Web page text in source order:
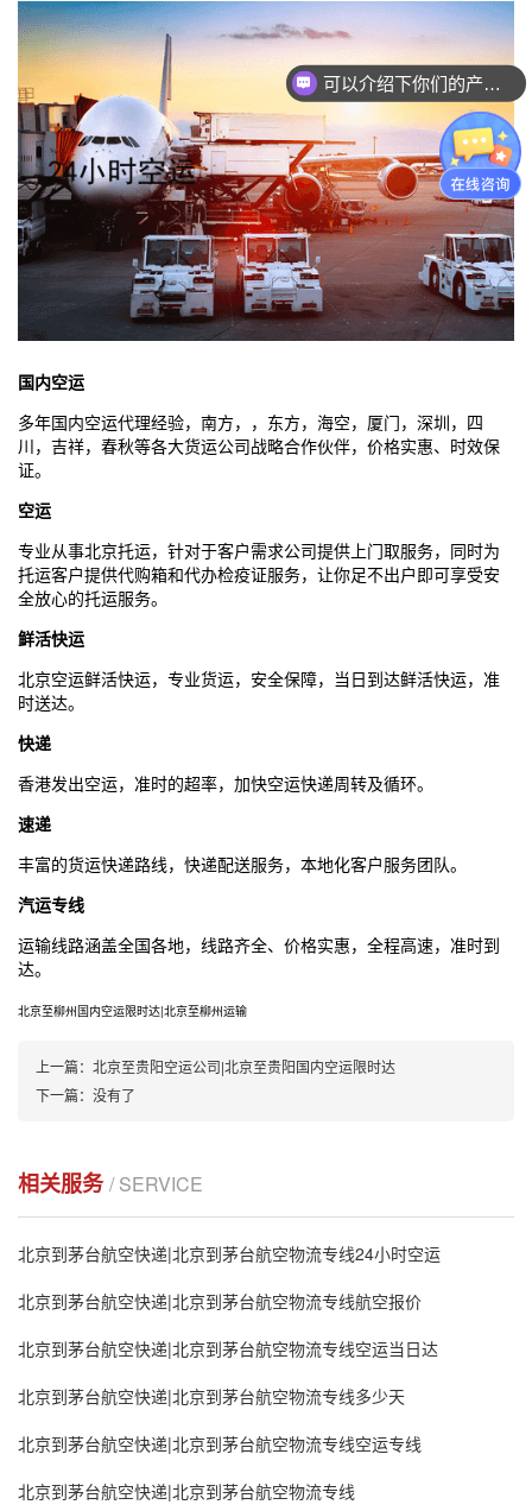
国内空运
多年国内空运代理经验，南方，，东方，海空，厦门，深圳，四
川，吉祥，春秋等各大货运公司战略合作伙伴，价格实惠、时效保
证。
空运
专业从事北京托运，针对于客户需求公司提供上门取服务，同时为
托运客户提供代购箱和代办检疫证服务，让你足不出户即可享受安
全放心的托运服务。
鲜活快运
北京空运鲜活快运，专业货运，安全保障，当日到达鲜活快运，准
时送达。
快递
香港发出空运，准时的超率，加快空运快递周转及循环。
速递
丰富的货运快递路线，快递配送服务，本地化客户服务团队。
汽运专线
运输线路涵盖全国各地，线路齐全、价格实惠，全程高速，准时到
达。
北京至柳州国内空运限时达|北京至柳州运输
上一篇： 北京至贵阳空运公司|北京至贵阳国内空运限时达
下一篇： 没有了
相关服务/ SERVICE
北京到茅台航空快递|北京到茅台航空物流专线24小时空运
北京到茅台航空快递|北京到茅台航空物流专线航空报价
北京到茅台航空快递|北京到茅台航空物流专线空运当日达
北京到茅台航空快递|北京到茅台航空物流专线多少天
北京到茅台航空快递|北京到茅台航空物流专线空运专线
北京到茅台航空快递|北京到茅台航空物流专线